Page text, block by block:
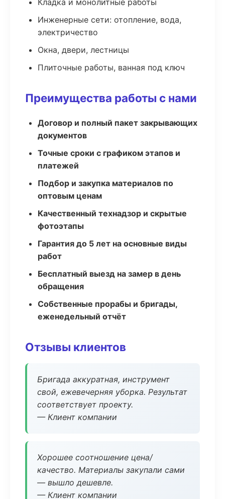
Кладка и монолитные работы
Инженерные сети: отопление, вода,
электричество
Окна, двери, лестницы
Плиточные работы, ванная под ключ
Преимущества работы с нами
Договор и полный пакет закрывающих
документов
Точные сроки с графиком этапов и
платежей
Подбор и закупка материалов по
оптовым ценам
Качественный технадзор и скрытые
фотоэтапы
Гарантия до 5 лет на основные виды
работ
Бесплатный выезд на замер в день
обращения
Собственные прорабы и бригады,
еженедельный отчёт
Отзывы клиентов
Бригада аккуратная, инструмент
свой, ежевечерняя уборка. Результат
соответствует проекту.
— Клиент компании
Хорошее соотношение цена/
качество. Материалы закупали сами
— вышло дешевле.
— Клиент компании